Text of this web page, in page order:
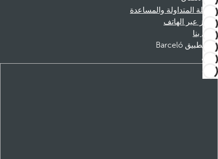
الأسئلة المتداولة والمساعدة
الحجز عبر الهاتف
اتصل بنا
تطبيق Barceló
تنزيل